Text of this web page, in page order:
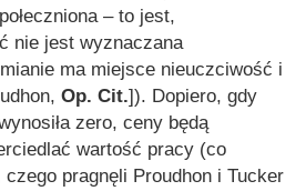
– to jest,
nie jest wyznaczana
ma miejsce nieuczciwość i
Op. Cit.]). Dopiero, gdy
zero, ceny będą
wartość pracy (co
pragnęli Proudhon i Tucker